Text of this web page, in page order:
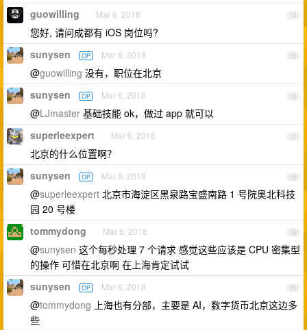
14
guowilling Mar 6, 2018
您好, 请问成都有 iOS 岗位吗?
15
sunysen OP Mar 6, 2018
@guowilling 没有，职位在北京
16
sunysen OP Mar 6, 2018
@LJmaster 基础技能 ok，做过 app 就可以
17
superleexpert Mar 6, 2018
北京的什么位置啊？
18
sunysen OP Mar 6, 2018
@superleexpert 北京市海淀区黑泉路宝盛南路 1 号院奥北科技
园 20 号楼
19
tommydong Mar 6, 2018
@sunysen 这个每秒处理 7 个请求 感觉这些应该是 CPU 密集型
的操作 可惜在北京啊 在上海肯定试试
20
sunysen OP Mar 6, 2018
@tommydong 上海也有分部，主要是 AI，数字货币北京这边多
些